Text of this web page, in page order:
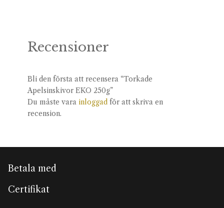
Recensioner
Bli den första att recensera “Torkade
Apelsinskivor EKO 250g”
Du måste vara inloggadför att skriva en
recension.
Betala med
Certifikat